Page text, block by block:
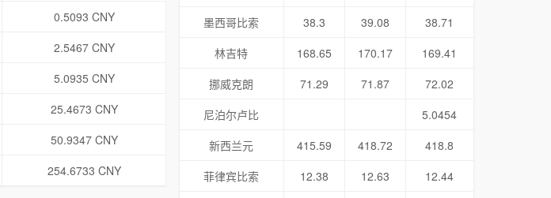
0.5093 CNY
2.5467 CNY
5.0935 CNY
25.4673 CNY
50.9347 CNY
254.6733 CNY
墨西哥比索
38.3 39.08
38.71
林吉特
168.65 170.17
169.41
挪威克朗
71.29 71.87
72.02
尼泊尔卢比
5.0454
新西兰元
415.59 418.72
418.8
菲律宾比索
12.38 12.63
12.44